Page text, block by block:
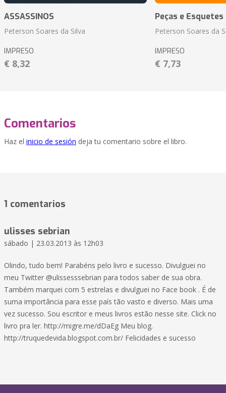
ASSASSINOS
Peterson Soares da Silva
IMPRESO
€ 8,32
Peças e
Peterson Soares da
IMPRESO
€ 7,73
Comentarios
Haz el inicio de sesión deja tu comentario sobre el libro.
1 comentarios
ulisses sebrian
sábado | 23.03.2013 às 12h03
Olindo, tudo bem! Parabéns pelo livro e sucesso. Divulguei no
meu Twitter @ulissesssebrian para todos saber de sua obra.
Também marquei com 5 estrelas e divulguei no Face book . É de
suma importância para esse país tão vasto e diverso. Mais uma
vez sucesso. Sou escritor e meus livros estão nesse site. Click no
livro pra ler. http://migre.me/dDaEg Meu blog.
http://truquedevida.blogspot.com.br/ Felicidades e sucesso